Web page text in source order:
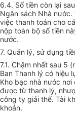
6.4. Số tiền còn lại
Ngân sách Nhà
việc thanh toán cho
nộp toàn bộ số tiền
nước.
7. Quản lý, sử dụng
7.1. Chậm nhất sau 5
Ban Thanh lý có hiệu
Kho bạc nhà nước
được từ thanh lý,
công ty giải thể. Tài
khoản.